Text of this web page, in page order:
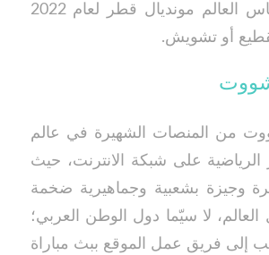
كافة مباريات كاس العالم مونديال قطر لعام 2022
أو تشويش.
شووت
من المنصات الشهيرة في عالم
الرياضية على شبكة الانترنت، حيث
وجيزة بشعبية وجماهيرية ضخمة
لا سيّما دول الوطن العربي؛
إلى فريق عمل الموقع ببث مباراة